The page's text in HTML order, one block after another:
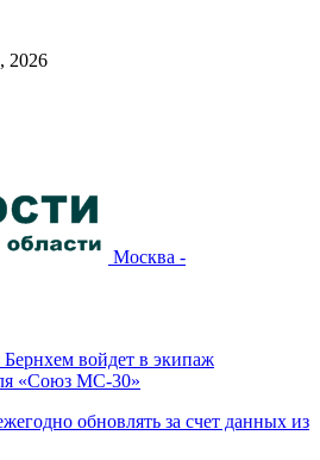
2026
Москва -
войдет в экипаж
«Союз МС-30»
обновлять за счет данных из